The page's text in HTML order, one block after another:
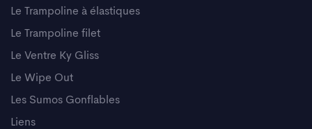
Le Trampoline à élastiques
Le Trampoline filet
Le Ventre Ky Gliss
Le Wipe Out
Les Sumos Gonflables
Liens